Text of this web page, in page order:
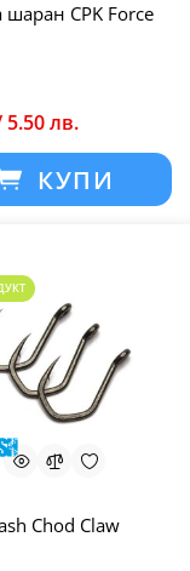
шаран CPK Force
5.50 лв.
КУПИ
Chod Claw